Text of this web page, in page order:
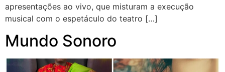
apresentações ao vivo, que misturam a execução
musical com o espetáculo do teatro […]
Mundo Sonoro